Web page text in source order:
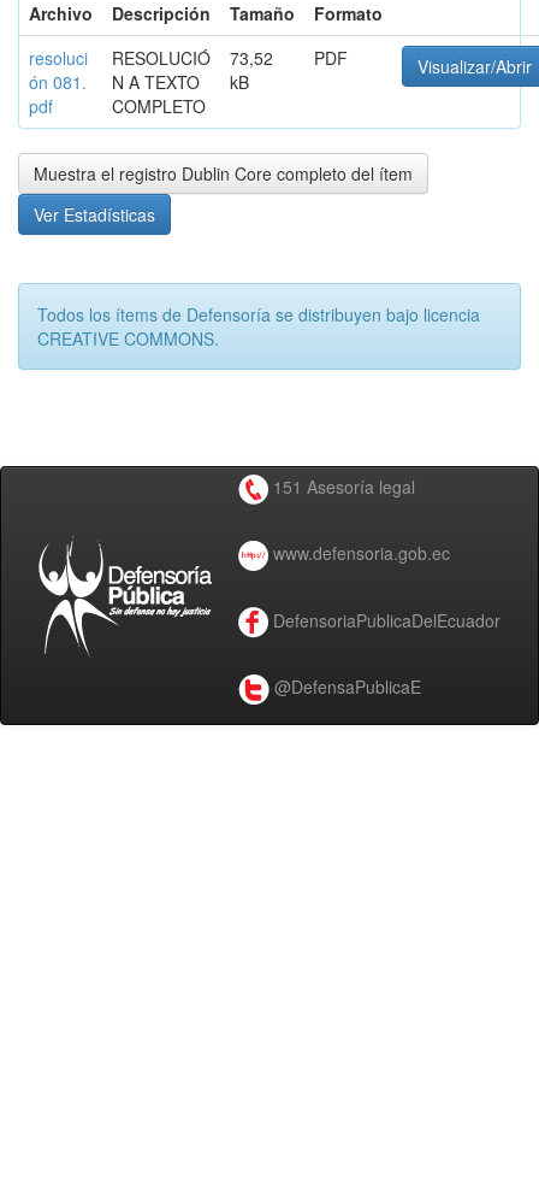
Archivo
Descripción Tamaño
Formato
resoluci
ón 081.
pdf
RESOLUCIÓ
N A TEXTO
COMPLETO
73,52
kB
PDF Visualizar/Abrir
Muestra el registro Dublin Core completo del ítem
Ver Estadísticas
Todos los ítems de Defensoría se distribuyen bajo licencia
CREATIVE COMMONS.
151 Asesoría legal
www.defensoria.gob.ec
DefensoriaPublicaDelEcuador
@DefensaPublicaE